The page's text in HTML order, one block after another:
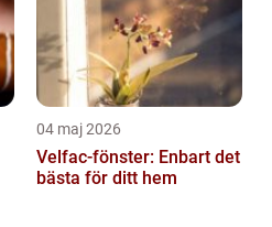
04 maj 2026
Velfac-fönster: Enbart det
bästa för ditt hem